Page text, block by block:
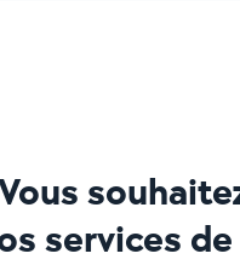
services